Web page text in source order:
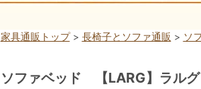
家具通販トップ> 長椅子とソファ通販 > ソ
ソファベッド 【LARG】ラル